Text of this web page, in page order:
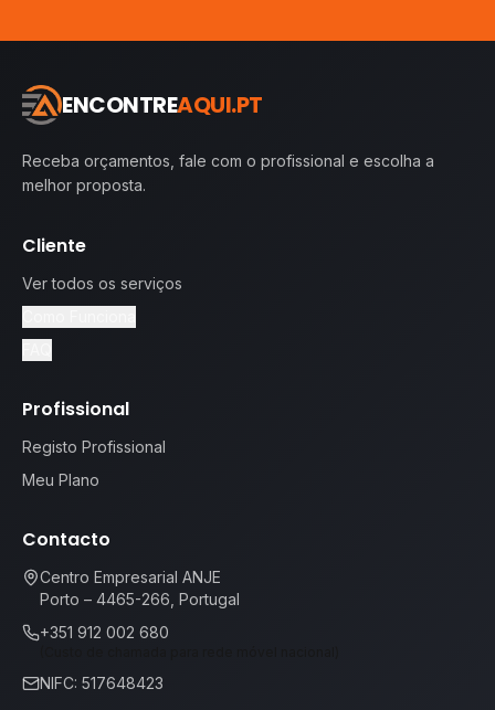
ENCONTREAQUI.PT
Receba orçamentos, fale com o profissional e escolha a
melhor proposta.
Cliente
Ver todos os serviços
Profissional
Registo Profissional
Meu Plano
Contacto
Centro Empresarial ANJE
Porto – 4465-266, Portugal
+351 912 002 680
NIFC: 517648423